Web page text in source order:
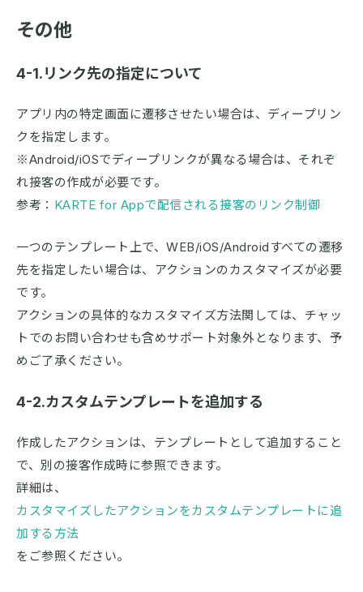
その他
4-1.リンク先の指定について
アプリ内の特定画面に遷移させたい場合は、ディープリン
クを指定します。
※Android/iOSでディープリンクが異なる場合は、それぞ
れ接客の作成が必要です。
参考： KARTE for Appで配信される接客のリンク制御
一つのテンプレート上で、WEB/iOS/Androidすべての遷移
先を指定したい場合は、アクションのカスタマイズが必要
です。
アクションの具体的なカスタマイズ方法関しては、チャッ
トでのお問い合わせも含めサポート対象外となります、予
めご了承ください。
4-2.カスタムテンプレートを追加する
作成したアクションは、テンプレートとして追加すること
で、別の接客作成時に参照できます。
詳細は、
カスタマイズしたアクションをカスタムテンプレートに追
加する方法
をご参照ください。